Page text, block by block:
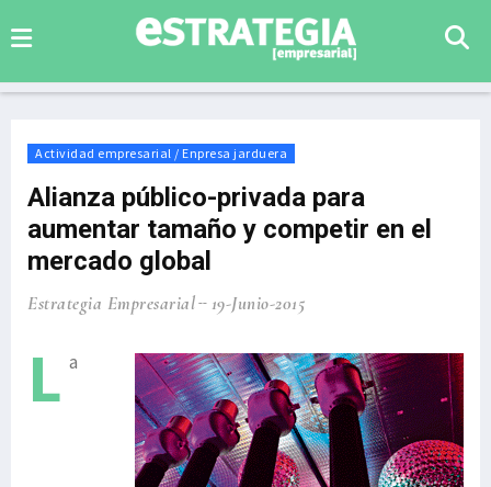
Actividad empresarial / Enpresa jarduera
Alianza público-privada para
aumentar tamaño y competir en el
mercado global
Estrategia Empresarial 19-Junio-2015
L a